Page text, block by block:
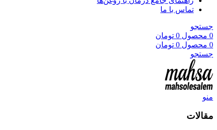
تماس با ما
جستجو
0 محصول 0 تومان
0 محصول 0 تومان
جستجو
منو
مقالات